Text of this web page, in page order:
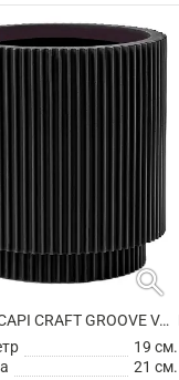
search
КАШПО CAPI CRAFT GROOVE VASE CYLINDER INTENSE BLACK
19 см.
21 см.